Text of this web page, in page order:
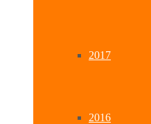
2017
2016